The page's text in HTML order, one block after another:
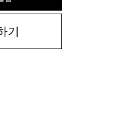
기